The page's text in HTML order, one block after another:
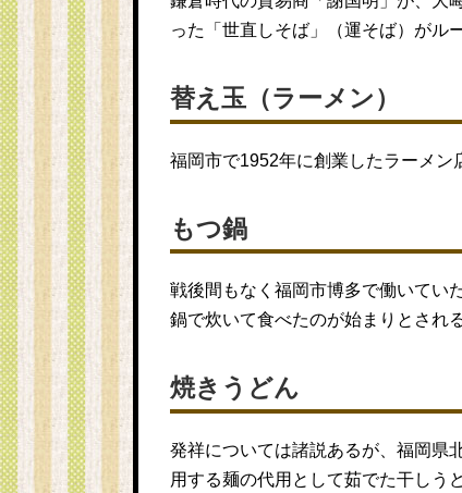
った「世直しそば」（運そば）がル
替え玉（ラーメン）
福岡市で1952年に創業したラーメン
もつ鍋
戦後間もなく福岡市博多で働いてい
鍋で炊いて食べたのが始まりとされる
焼きうどん
発祥については諸説あるが、福岡県
用する麺の代用として茹でた干しう